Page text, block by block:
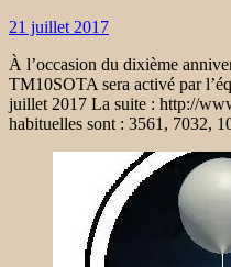
21 juillet 2017
À l’occasion du dixième
TM10SOTA sera activé par
juillet 2017 La suite : http://
habituelles sont : 3561, 7032,